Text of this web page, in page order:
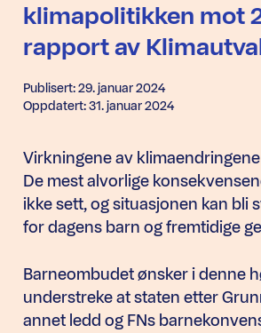
klimapolitikken mot
rapport av
Publisert: 29. januar 2024
Oppdatert: 31. januar 2024
Virkningene av
De mest alvorlige
ikke sett, og situasjonen kan bli
for dagens barn og fremtidige
Barneombudet ønsker i denne
understreke at staten etter
annet ledd og FNs